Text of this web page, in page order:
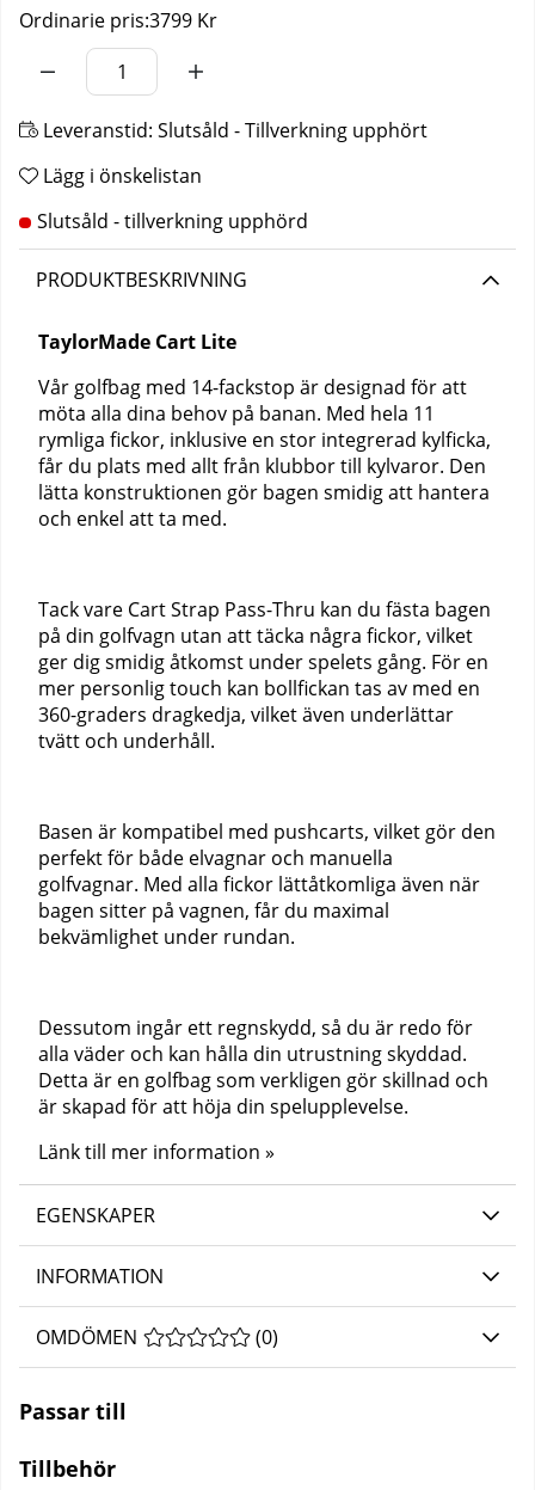
Ordinarie pris:3799 Kr
Leveranstid: Slutsåld - Tillverkning upphört
Lägg i önskelistan
PRODUKTBESKRIVNING
TaylorMade Cart Lite
Vår golfbag med 14-fackstop är designad för att
möta alla dina behov på banan. Med hela 11
rymliga fickor, inklusive en stor integrerad kylficka,
får du plats med allt från klubbor till kylvaror. Den
lätta konstruktionen gör bagen smidig att hantera
och enkel att ta med.
Tack vare Cart Strap Pass-Thru kan du fästa bagen
på din golfvagn utan att täcka några fickor, vilket
ger dig smidig åtkomst under spelets gång. För en
mer personlig touch kan bollfickan tas av med en
360-graders dragkedja, vilket även underlättar
tvätt och underhåll.
Basen är kompatibel med pushcarts, vilket gör den
perfekt för både elvagnar och manuella
golfvagnar. Med alla fickor lättåtkomliga även när
bagen sitter på vagnen, får du maximal
bekvämlighet under rundan.
Dessutom ingår ett regnskydd, så du är redo för
alla väder och kan hålla din utrustning skyddad.
Detta är en golfbag som verkligen gör skillnad och
är skapad för att höja din spelupplevelse.
Länk till mer information »
EGENSKAPER
INFORMATION
OMDÖMEN MEDELBETYG 0 AV 5 ANTAL BETYG 0
(0)
Passar till
Tillbehör